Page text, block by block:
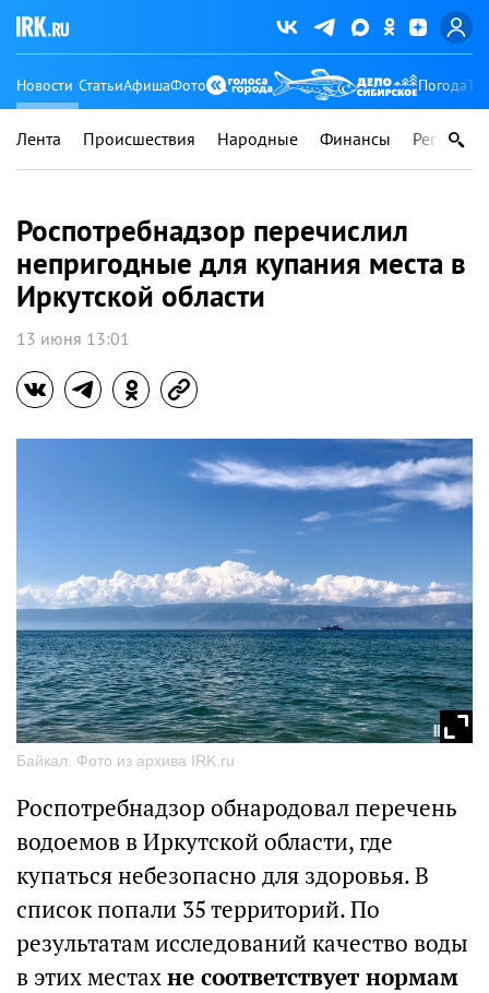
Новости СтатьиАфишаФото Погода
Лента Происшествия Народные Финансы Регионы
Роспотребнадзор перечислил
непригодные для купания места в
Иркутской области
13 июня 13:01
Байкал. Фото из архива IRK.ru
Роспотребнадзор обнародовал перечень
водоемов в Иркутской области, где
купаться небезопасно для здоровья. В
список попали 35 территорий. По
результатам исследований качество воды
в этих местахне соответствует нормам